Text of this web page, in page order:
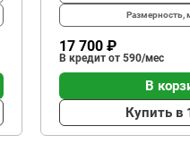
Размерность,
17 700 ₽
В кредит от 590/мес
В
Купить в